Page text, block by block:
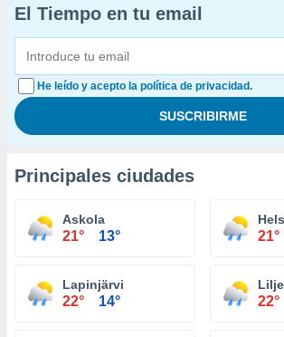
El Tiempo en tu email
He leído y acepto la política de privacidad.
Principales ciudades
Askola
21° 13° 21°
Lapinjärvi
22° 14° 22°